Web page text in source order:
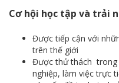
Cơ hội học tập và trải
Được tiếp cận với
trên thế giới
Được thử thách trong
nghiệp, làm việc trực